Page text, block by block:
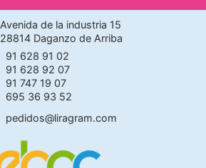
Avenida de la industria 15
28814 Daganzo de Arriba
91 628 91 02
91 628 92 07
91 747 19 07
695 36 93 52
pedidos@liragram.com